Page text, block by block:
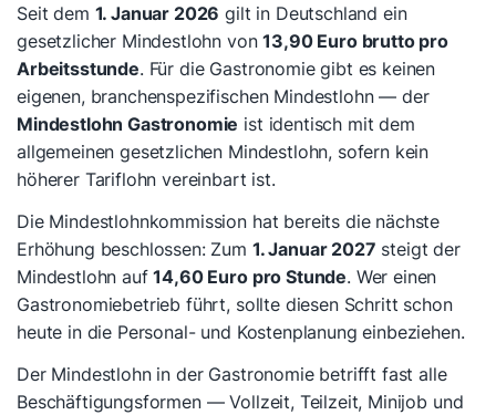
Seit dem 1. Januar 2026 gilt in Deutschland ein
gesetzlicher Mindestlohn von13,90 Euro brutto pro
Arbeitsstunde. Für die Gastronomie gibt es keinen
eigenen, branchenspezifischen Mindestlohn — der
Mindestlohn Gastronomie ist identisch mit dem
allgemeinen gesetzlichen Mindestlohn, sofern kein
höherer Tariflohn vereinbart ist.
Die Mindestlohnkommission hat bereits die nächste
Erhöhung beschlossen: Zum 1. Januar 2027 steigt der
Mindestlohn auf14,60 Euro pro Stunde. Wer einen
Gastronomiebetrieb führt, sollte diesen Schritt schon
heute in die Personal- und Kostenplanung einbeziehen.
Der Mindestlohn in der Gastronomie betrifft fast alle
Beschäftigungsformen — Vollzeit, Teilzeit, Minijob und